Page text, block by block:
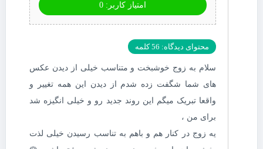
امتیاز کاربر: 0
محتوای دیدگاه: 56 کلمه
سلام به زوج خوشبخت و متناسب خیلی از دیدن عکس
های شما شگفت زده شدم از دیدن این همه تغییر و
واقعا تبریک میگم این روند جدید رو و خیلی انگیزه شد
برای من ،
یه زوج در کنار هم و باهم به تناسب رسیدن خیلی لذت